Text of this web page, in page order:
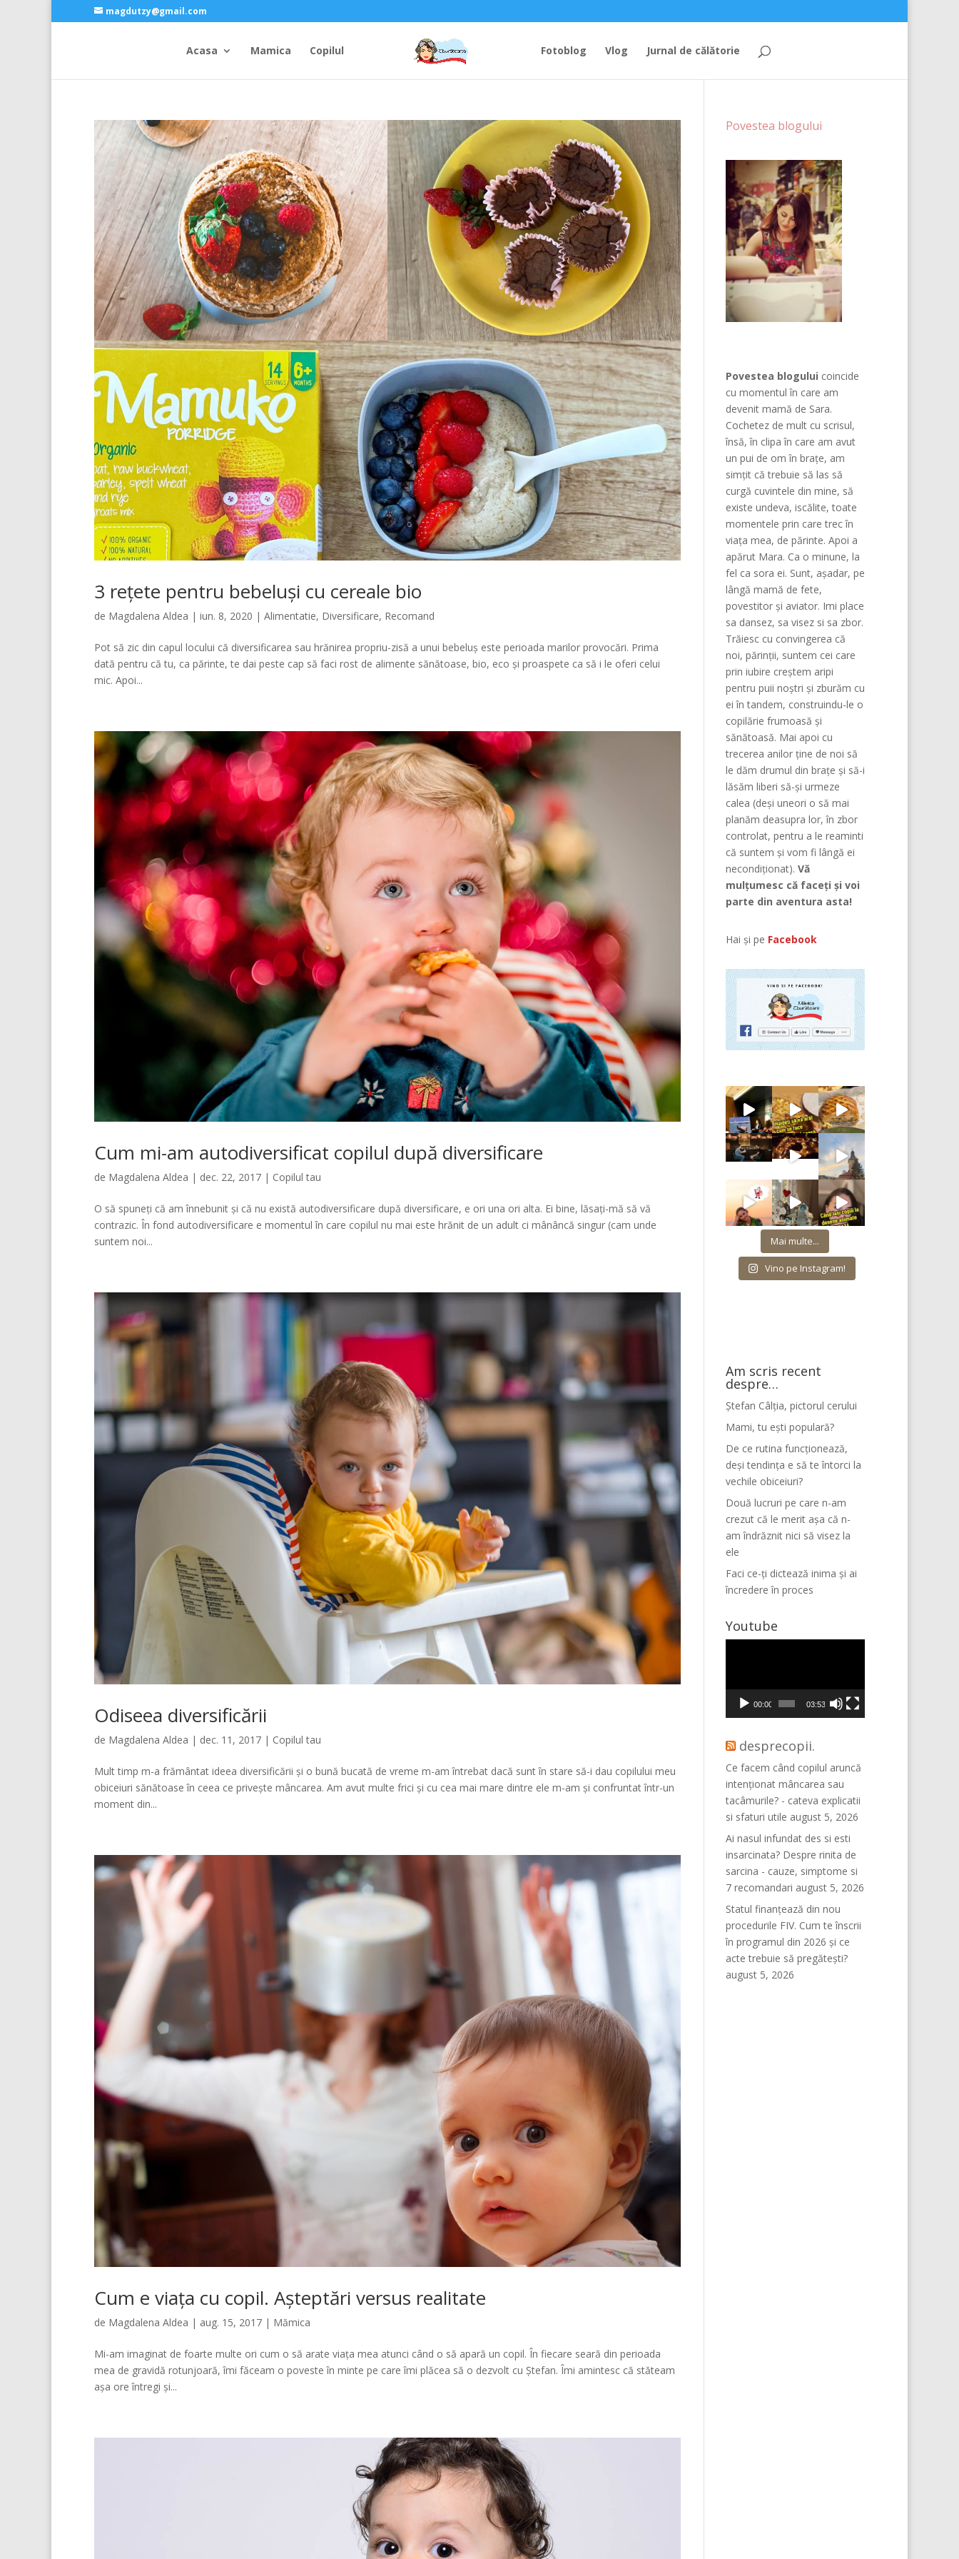
magdutzy@gmail.com
Acasa Mamica Copilul Fotoblog Vlog Jurnal de călătorie
3 rețete pentru bebeluși cu cereale bio
de Magdalena Aldea | iun. 8, 2020 | Alimentatie, Diversificare, Recomand
Pot să zic din capul locului că diversificarea sau hrănirea propriu-zisă a unui bebeluș este perioada marilor provocări. Prima
dată pentru că tu, ca părinte, te dai peste cap să faci rost de alimente sănătoase, bio, eco și proaspete ca să i le oferi celui
mic. Apoi...
Cum mi-am autodiversificat copilul după diversificare
de Magdalena Aldea | dec. 22, 2017 | Copilul tau
O să spuneți că am înnebunit și că nu există autodiversificare după diversificare, e ori una ori alta. Ei bine, lăsați-mă să vă
contrazic. În fond autodiversificare e momentul în care copilul nu mai este hrănit de un adult ci mânâncă singur (cam unde
suntem noi...
Odiseea diversificării
de Magdalena Aldea | dec. 11, 2017 | Copilul tau
Mult timp m-a frământat ideea diversificării și o bună bucată de vreme m-am întrebat dacă sunt în stare să-i dau copilului meu
obiceiuri sănătoase în ceea ce privește mâncarea. Am avut multe frici și cu cea mai mare dintre ele m-am și confruntat într-un
moment din...
Cum e viața cu copil. Așteptări versus realitate
de Magdalena Aldea | aug. 15, 2017 | Mămica
Mi-am imaginat de foarte multe ori cum o să arate viața mea atunci când o să apară un copil. În fiecare seară din perioada
mea de gravidă rotunjoară, îmi făceam o poveste în minte pe care îmi plăcea să o dezvolt cu Ștefan. Îmi amintesc că stăteam
așa ore întregi și...
Povestea blogului
Povestea blogului coincide
cu momentul în care am
devenit mamă de Sara.
Cochetez de mult cu scrisul,
însă, în clipa în care am avut
un pui de om în brațe, am
simțit că trebuie să las să
curgă cuvintele din mine, să
existe undeva, iscălite, toate
momentele prin care trec în
viața mea, de părinte. Apoi a
apărut Mara. Ca o minune, la
fel ca sora ei. Sunt, așadar, pe
lângă mamă de fete,
povestitor și aviator. Imi place
sa dansez, sa visez si sa zbor.
Trăiesc cu convingerea că
noi, părinţii, suntem cei care
prin iubire creştem aripi
pentru puii noştri şi zburăm cu
ei în tandem, construindu-le o
copilărie frumoasă şi
sănătoasă. Mai apoi cu
trecerea anilor ține de noi să
le dăm drumul din braţe și să-i
lăsăm liberi să-și urmeze
calea (deşi uneori o să mai
planăm deasupra lor, în zbor
controlat, pentru a le reaminti
că suntem şi vom fi lângă ei
necondiţionat). Vă
mulțumesc că faceți și voi
parte din aventura asta!
Hai și pe Facebook
Mai multe...
Vino pe Instagram!
Am scris recent
despre…
Ștefan Câlția, pictorul cerului
Mami, tu ești populară?
De ce rutina funcționează,
deși tendința e să te întorci la
vechile obiceiuri?
Două lucruri pe care n-am
crezut că le merit așa că n-
am îndrăznit nici să visez la
ele
Faci ce-ți dictează inima și ai
încredere în proces
Youtube
00:00 03:53
desprecopii.
Ce facem când copilul aruncă
intenționat mâncarea sau
tacâmurile? - cateva explicatii
si sfaturi utile august 5, 2026
Ai nasul infundat des si esti
insarcinata? Despre rinita de
sarcina - cauze, simptome si
7 recomandari august 5, 2026
Statul finanțează din nou
procedurile FIV. Cum te înscrii
în programul din 2026 și ce
acte trebuie să pregătești?
august 5, 2026